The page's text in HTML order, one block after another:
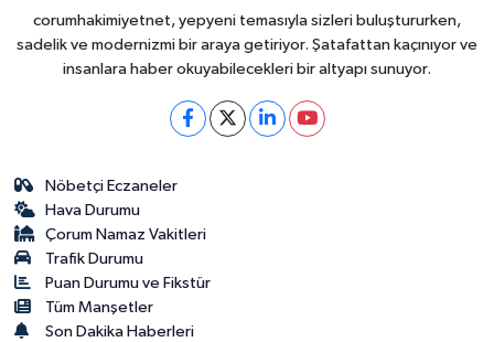
corumhakimiyetnet, yepyeni temasıyla sizleri buluştururken,
sadelik ve modernizmi bir araya getiriyor. Şatafattan kaçınıyor ve
insanlara haber okuyabilecekleri bir altyapı sunuyor.
Nöbetçi Eczaneler
Hava Durumu
Çorum Namaz Vakitleri
Trafik Durumu
Puan Durumu ve Fikstür
Tüm Manşetler
Son Dakika Haberleri